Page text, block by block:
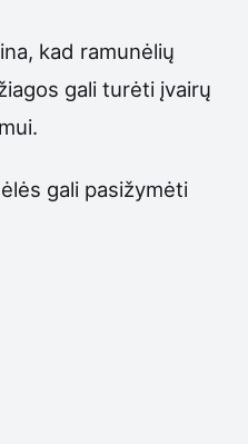
kad ramunėlių
gali turėti įvairų
gali pasižymėti